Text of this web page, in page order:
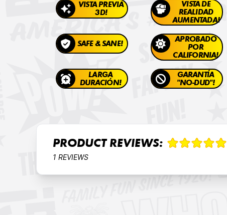
VISTA PREVIA
3D!
VISTA DE
REALIDAD
AUMENTADA!
SAFE & SANE!
APROBADO
POR
CALIFORNIA!
LARGA
DURACIÓN!
GARANTÍA
"NO-DUD"!
PRODUCT REVIEWS:
1 REVIEWS